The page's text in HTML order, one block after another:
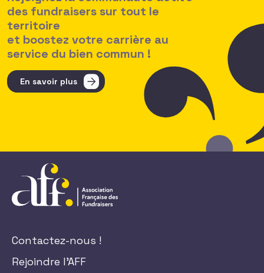
des fundraisers sur tout le
territoire
et boostez votre carrière au
service du bien commun !
En savoir plus
Contactez-nous !
Rejoindre l'AFF